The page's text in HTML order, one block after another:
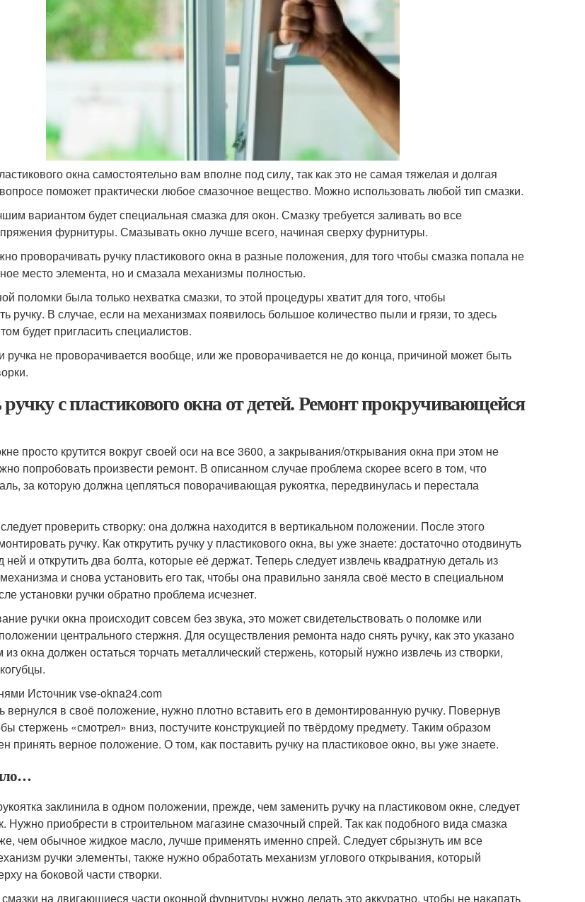
окна самостоятельно вам вполне под силу, так как это не самая тяжелая и долгая
поможет практически любое смазочное вещество. Можно использовать любой тип смазки.
вариантом будет специальная смазка для окон. Смазку требуется заливать во все
фурнитуры. Смазывать окно лучше всего, начиная сверху фурнитуры.
проворачивать ручку пластикового окна в разные положения, для того чтобы смазка попала не
место элемента, но и смазала механизмы полностью.
поломки была только нехватка смазки, то этой процедуры хватит для того, чтобы
ручку. В случае, если на механизмах появилось большое количество пыли и грязи, то здесь
будет пригласить специалистов.
ручка не проворачивается вообще, или же проворачивается не до конца, причиной может быть
с пластикового окна от детей. Ремонт прокручивающейся
просто крутится вокруг своей оси на все 3600, а закрывания/открывания окна при этом не
попробовать произвести ремонт. В описанном случае проблема скорее всего в том, что
за которую должна цепляться поворачивающая рукоятка, передвинулась и перестала
проверить створку: она должна находится в вертикальном положении. После этого
ручку. Как открутить ручку у пластикового окна, вы уже знаете: достаточно отодвинуть
ней и открутить два болта, которые её держат. Теперь следует извлечь квадратную деталь из
и снова установить его так, чтобы она правильно заняла своё место в специальном
установки ручки обратно проблема исчезнет.
ручки окна происходит совсем без звука, это может свидетельствовать о поломке или
центрального стержня. Для осуществления ремонта надо снять ручку, как это указано
окна должен остаться торчать металлический стержень, который нужно извлечь из створки,
Источник vse-okna24.com
вернулся в своё положение, нужно плотно вставить его в демонтированную ручку. Повернув
стержень «смотрел» вниз, постучите конструкцией по твёрдому предмету. Таким образом
принять верное положение. О том, как поставить ручку на пластиковое окно, вы уже знаете.
заклинила в одном положении, прежде, чем заменить ручку на пластиковом окне, следует
Нужно приобрести в строительном магазине смазочный спрей. Так как подобного вида смазка
чем обычное жидкое масло, лучше применять именно спрей. Следует сбрызнуть им все
ручки элементы, также нужно обработать механизм углового открывания, который
на боковой части створки.
на двигающиеся части оконной фурнитуры нужно делать это аккуратно, чтобы не накапать